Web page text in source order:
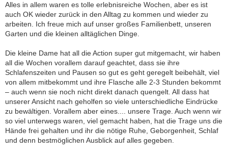
Alles in allem waren es tolle erlebnisreiche Wochen, aber es ist
auch OK wieder zurück in den Alltag zu kommen und wieder zu
arbeiten. Ich freue mich auf unser großes Familienbett, unseren
Garten und die kleinen alltäglichen Dinge.
Die kleine Dame hat all die Action super gut mitgemacht, wir haben
all die Wochen vorallem darauf geachtet, dass sie ihre
Schlafenszeiten und Pausen so gut es geht geregelt beibehält, viel
von allem mitbekommt und ihre Flasche alle 2-3 Stunden bekommt
– auch wenn sie noch nicht direkt danach quengelt. All dass hat
unserer Ansicht nach geholfen so viele unterschiedliche Eindrücke
zu bewältigen. Vorallem aber eines.... unsere Trage. Auch wenn wir
so viel unterwegs waren, viel gemacht haben, hat die Trage uns die
Hände frei gehalten und ihr die nötige Ruhe, Geborgenheit, Schlaf
und denn bestmöglichen Ausblick auf alles gegeben.